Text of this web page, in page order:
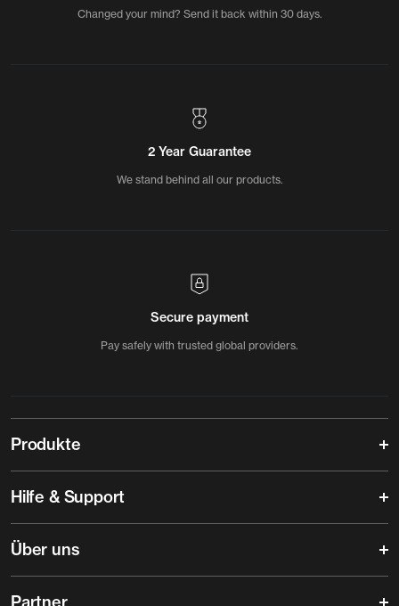
Changed your mind? Send it back within 30 days.
2 Year Guarantee
We stand behind all our products.
Secure payment
Pay safely with trusted global providers.
Produkte
Hilfe & Support
Über uns
Partner